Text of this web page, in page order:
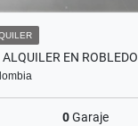
EN ROBLEDO
0Garaje